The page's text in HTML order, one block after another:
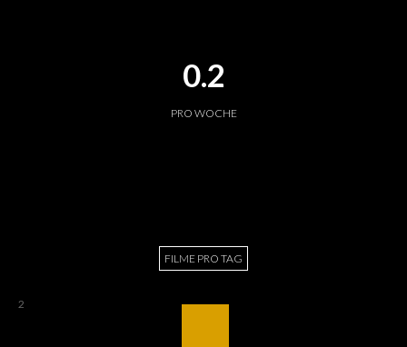
0.2
PRO WOCHE
FILME PRO TAG